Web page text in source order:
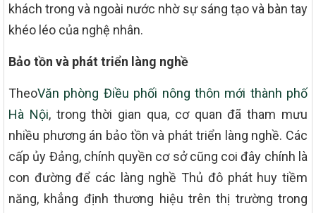
khách trong và ngoài nước nhờ sự sáng tạo và bàn tay
khéo léo của nghệ nhân.
Bảo tồn và phát triển làng nghề
TheoVăn phòng Điều phối nông thôn mới thành phố
Hà Nội, trong thời gian qua, cơ quan đã tham mưu
nhiều phương án bảo tồn và phát triển làng nghề. Các
cấp ủy Đảng, chính quyền cơ sở cũng coi đây chính là
con đường để các làng nghề Thủ đô phát huy tiềm
năng, khẳng định thương hiệu trên thị trường trong